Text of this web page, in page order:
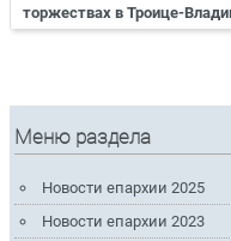
торжествах в Троице-
Меню раздела
Новости епархии 2025
Новости епархии 2023